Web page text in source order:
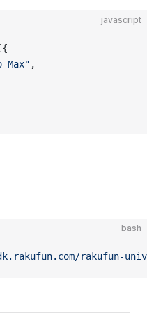
javascript
Max" ,
bash
rakufun-